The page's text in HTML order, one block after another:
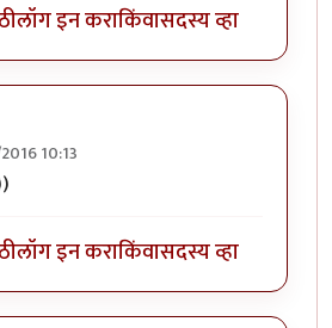
लॉग इन कराकिंवासदस्य व्हा
10:13
लॉग इन कराकिंवासदस्य व्हा